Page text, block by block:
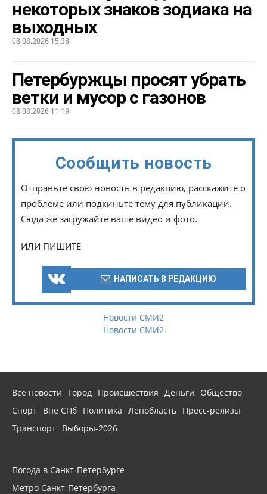
некоторых знаков зодиака на
выходных
08.08.2026 15:38
Петербуржцы просят убрать
ветки и мусор с газонов
08.08.2026 11:19
Сообщить новость
Отправьте свою новость в редакцию, расскажите о
проблеме или подкиньте тему для публикации.
Сюда же загружайте ваше видео и фото.
ИЛИ ПИШИТЕ
НАПИСАТЬ В РЕДАКЦИЮ
Новости СМИ2
Новости СМИ2
Все новости Город Происшествия Деньги
Общество
Спорт Вне СПб Политика Ленобласть Пресс-релизы
Транспорт Выборы-2026
Погода в Санкт-Петербурге
Метро Санкт-Петербурга